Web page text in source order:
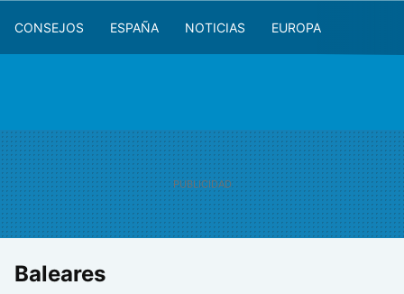
CONSEJOS ESPAÑA NOTICIAS EUROPA
Baleares